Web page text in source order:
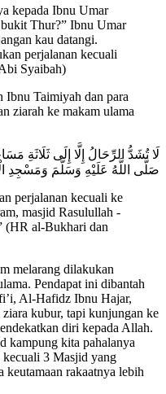
kepada Ibnu Umar
Thur?” Ibnu Umar
kau datangi.
perjalanan kecuali
Syaibah)
Taimiyah dan para
ziarah ke makam ulama
لَا تُشَدُّ الرِّحَالُ إِلَّا إِلَى ثَلَاثَةِ
صَلَّى اللَّهُ عَلَيْهِ وَسَلَّمَ وَمَسْجِدِ
perjalanan kecuali ke
masjid Rasulullah -
(HR al-Bukhari dan
melarang dilakukan
Pendapat ini dibantah
Al-Hafidz Ibnu Hajar,
kubur, tapi kunjungan ke
diri kepada Allah.
kampung kita pahalanya
kecuali 3 Masjid yang
keutamaan rakaatnya lebih